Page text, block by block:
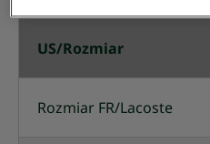
US/Rozmiar
Rozmiar FR/Lacoste